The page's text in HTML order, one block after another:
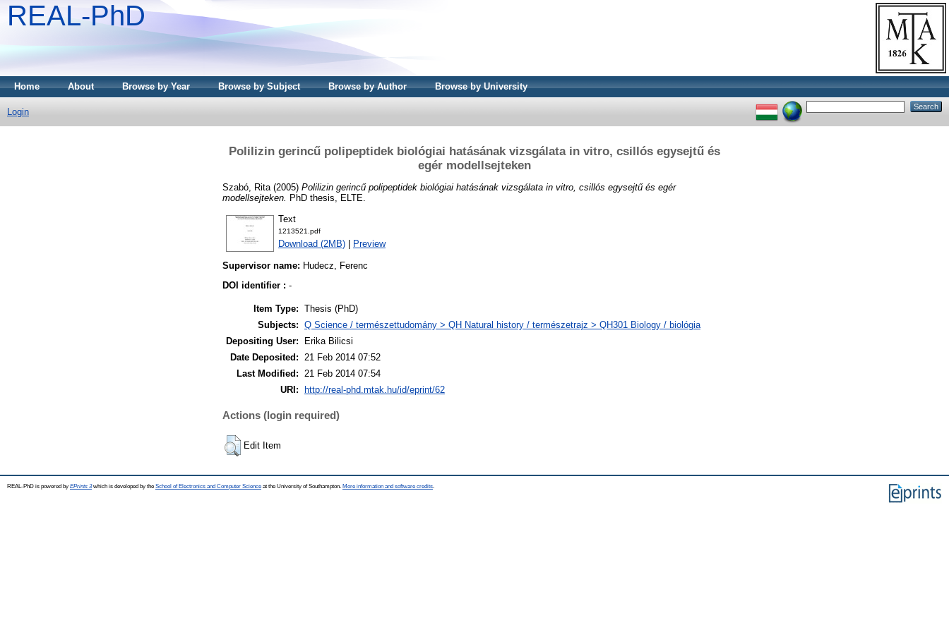
REAL-PhD
Home About Browse by Year Browse by Subject Browse by Author Browse by University
Login
Polilizin gerincű polipeptidek biológiai hatásának vizsgálata in vitro, csillós egysejtű és
egér modellsejteken
Szabó, Rita (2005) Polilizin gerincű polipeptidek biológiai hatásának vizsgálata in vitro, csillós egysejtű és egér
modellsejteken. PhD thesis, ELTE.
Text
1213521.pdf
Download (2MB) Preview
Supervisor name: Hudecz, Ferenc
DOI identifier : -
Item Type: Thesis (PhD)
Subjects: Q Science / természettudomány > QH Natural history / természetrajz > QH301 Biology / biológia
Depositing User:
Erika Bilicsi
Date Deposited:
21 Feb 2014 07:52
Last Modified:
21 Feb 2014 07:54
URI:
http://real-phd.mtak.hu/id/eprint/62
Actions (login required)
Edit Item
REAL-PhD is powered by EPrints 3which is developed by the School of Electronics and Computer Science at the University of Southampton. More information and software credits